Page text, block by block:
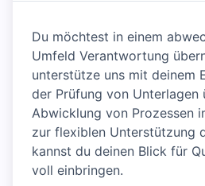
Du möchtest in einem
Umfeld Verantwortung
unterstütze uns mit deinem
der Prüfung von Unterlagen
Abwicklung von Prozessen
zur flexiblen Unterstützung
kannst du deinen Blick für
voll einbringen.